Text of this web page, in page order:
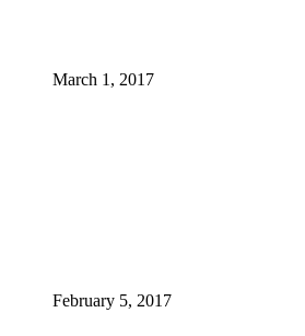
March 1, 2017
February 5, 2017